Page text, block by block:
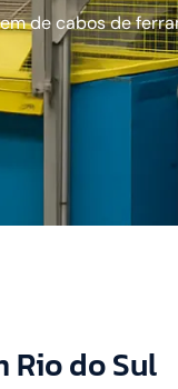
de cabos de
Rio do Sul